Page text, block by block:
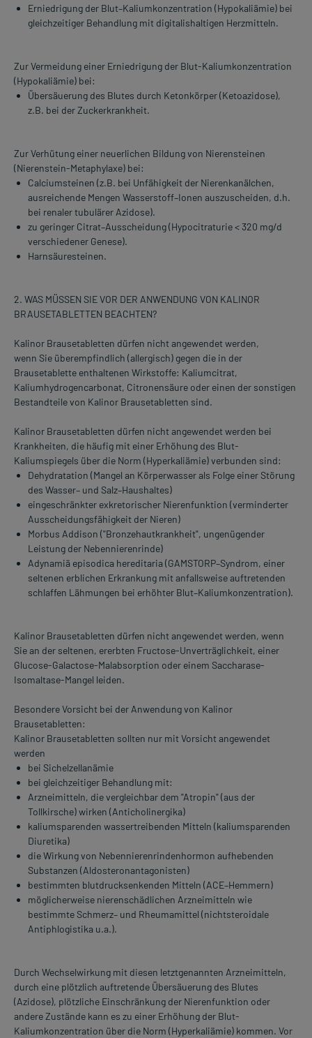
Erniedrigung der Blut–Kaliumkonzentration (Hypokaliämie) bei
gleichzeitiger Behandlung mit digitalishaltigen Herzmitteln.
Zur Vermeidung einer Erniedrigung der Blut-Kaliumkonzentration
(Hypokaliämie) bei:
Übersäuerung des Blutes durch Ketonkörper (Ketoazidose),
z.B. bei der Zuckerkrankheit.
Zur Verhütung einer neuerlichen Bildung von Nierensteinen
(Nierenstein-Metaphylaxe) bei:
Calciumsteinen (z.B. bei Unfähigkeit der Nierenkanälchen,
ausreichende Mengen Wasserstoff–Ionen auszuscheiden, d.h.
bei renaler tubulärer Azidose).
zu geringer Citrat–Ausscheidung (Hypocitraturie < 320 mg/d
verschiedener Genese).
Harnsäuresteinen.
2. WAS MÜSSEN SIE VOR DER ANWENDUNG VON KALINOR
BRAUSETABLETTEN BEACHTEN?
Kalinor Brausetabletten dürfen nicht angewendet werden,
wenn Sie überempfindlich (allergisch) gegen die in der
Brausetablette enthaltenen Wirkstoffe: Kaliumcitrat,
Kaliumhydrogencarbonat, Citronensäure oder einen der sonstigen
Bestandteile von Kalinor Brausetabletten sind.
Kalinor Brausetabletten dürfen nicht angewendet werden bei
Krankheiten, die häufig mit einer Erhöhung des Blut-
Kaliumspiegels über die Norm (Hyperkaliämie) verbunden sind:
Dehydratation (Mangel an Körperwasser als Folge einer Störung
des Wasser– und Salz–Haushaltes)
eingeschränkter exkretorischer Nierenfunktion (verminderter
Ausscheidungsfähigkeit der Nieren)
Morbus Addison ("Bronzehautkrankheit", ungenügender
Leistung der Nebennierenrinde)
Adynamiä episodica hereditaria (GAMSTORP–Syndrom, einer
seltenen erblichen Erkrankung mit anfallsweise auftretenden
schlaffen Lähmungen bei erhöhter Blut–Kaliumkonzentration).
Kalinor Brausetabletten dürfen nicht angewendet werden, wenn
Sie an der seltenen, ererbten Fructose-Unverträglichkeit, einer
Glucose-Galactose-Malabsorption oder einem Saccharase-
Isomaltase-Mangel leiden.
Besondere Vorsicht bei der Anwendung von Kalinor
Brausetabletten:
Kalinor Brausetabletten sollten nur mit Vorsicht angewendet
werden
bei Sichelzellanämie
bei gleichzeitiger Behandlung mit:
Arzneimitteln, die vergleichbar dem "Atropin" (aus der
Tollkirsche) wirken (Anticholinergika)
kaliumsparenden wassertreibenden Mitteln (kaliumsparenden
Diuretika)
die Wirkung von Nebennierenrindenhormon aufhebenden
Substanzen (Aldosteronantagonisten)
bestimmten blutdrucksenkenden Mitteln (ACE–Hemmern)
möglicherweise nierenschädlichen Arzneimitteln wie
bestimmte Schmerz– und Rheumamittel (nichtsteroidale
Antiphlogistika u.a.).
Durch Wechselwirkung mit diesen letztgenannten Arzneimitteln,
durch eine plötzlich auftretende Übersäuerung des Blutes
(Azidose), plötzliche Einschränkung der Nierenfunktion oder
andere Zustände kann es zu einer Erhöhung der Blut-
Kaliumkonzentration über die Norm (Hyperkaliämie) kommen. Vor